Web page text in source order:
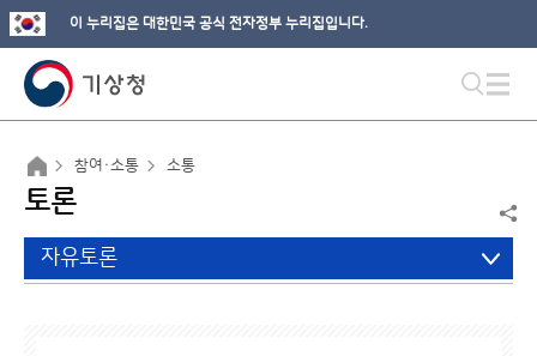
이 누리집은 대한민국 공식 전자정부 누리집입니다.
참여·소통 소통
토론
자유토론